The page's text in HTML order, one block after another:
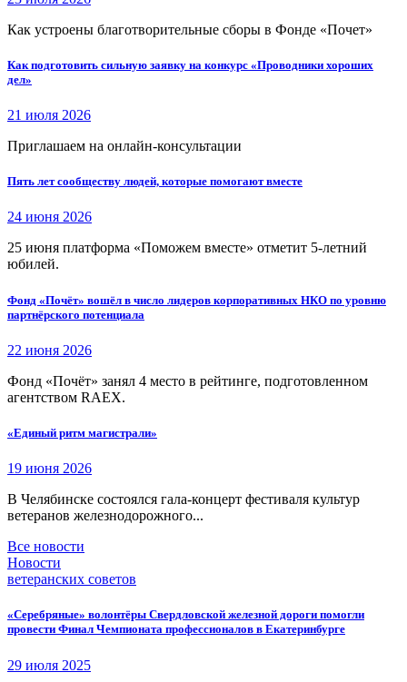
Как устроены благотворительные сборы в Фонде «Почет»
Как подготовить сильную заявку на конкурс «Проводники хороших
дел»
21 июля 2026
Приглашаем на онлайн-консультации
Пять лет сообществу людей, которые помогают вместе
24 июня 2026
25 июня платформа «Поможем вместе» отметит 5-летний
юбилей.
Фонд «Почёт» вошёл в число лидеров корпоративных НКО по уровню
партнёрского потенциала
22 июня 2026
Фонд «Почёт» занял 4 место в рейтинге, подготовленном
агентством RAEX.
«Единый ритм магистрали»
19 июня 2026
В Челябинске состоялся гала-концерт фестиваля культур
ветеранов железнодорожного...
Все новости
Новости
ветеранских советов
«Серебряные» волонтёры Свердловской железной дороги помогли
провести Финал Чемпионата профессионалов в Екатеринбурге
29 июля 2025